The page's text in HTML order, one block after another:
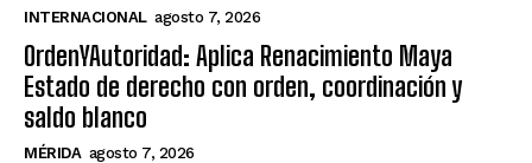
INTERNACIONAL agosto 7, 2026
OrdenYAutoridad: Aplica Renacimiento Maya
Estado de derecho con orden, coordinación y
saldo blanco
MÉRIDA agosto 7, 2026